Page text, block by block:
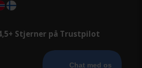
Stjerner på Trustpilot